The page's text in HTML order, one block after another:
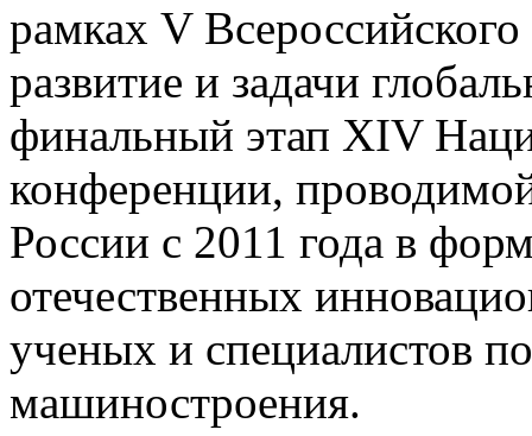
рамках V
развитие и задачи
финальный этап XIV
конференции,
России с 2011 года в
отечественных
ученых и специалистов
машиностроения.